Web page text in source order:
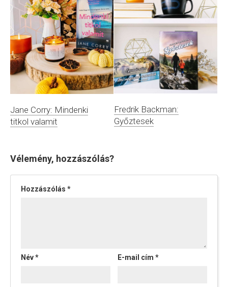
Jane Corry: Mindenki
titkol valamit
Fredrik Backman:
Győztesek
Vélemény, hozzászólás?
Hozzászólás *
Név* E-mail cím*